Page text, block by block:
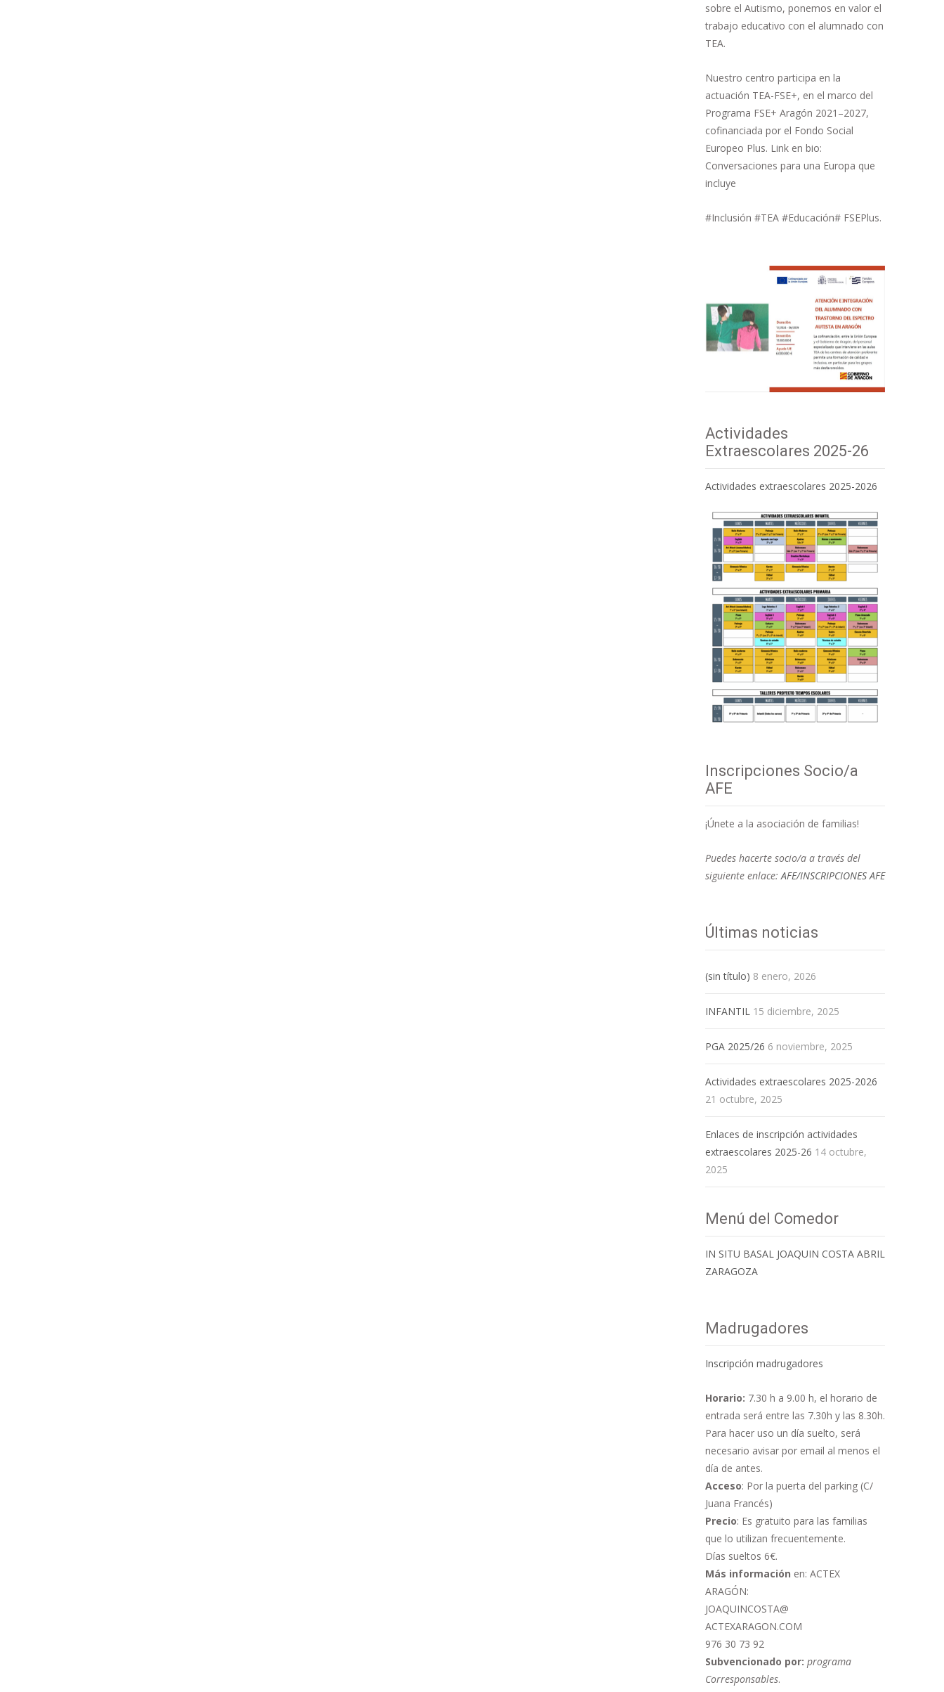
sobre el Autismo, ponemos en valor el
trabajo educativo con el alumnado con
TEA.
Nuestro centro participa en la
actuación TEA-FSE+, en el marco del
Programa FSE+ Aragón 2021–2027,
cofinanciada por el Fondo Social
Europeo Plus. Link en bio:
Conversaciones para una Europa que
incluye
#Inclusión #TEA #Educación# FSEPlus.
Actividades
Extraescolares 2025-26
Actividades extraescolares 2025-2026
Inscripciones Socio/a
AFE
¡Únete a la asociación de familias!
Puedes hacerte socio/a a través del
siguiente enlace:AFE/INSCRIPCIONES AFE
Últimas noticias
(sin título) 8 enero, 2026
INFANTIL 15 diciembre, 2025
PGA 2025/26 6 noviembre, 2025
Actividades extraescolares 2025-2026
21 octubre, 2025
Enlaces de inscripción actividades
extraescolares 2025-26 14 octubre,
2025
Menú del Comedor
IN SITU BASAL JOAQUIN COSTA ABRIL
ZARAGOZA
Madrugadores
Inscripción madrugadores
Horario: 7.30 h a 9.00 h, el horario de
entrada será entre las 7.30h y las 8.30h.
Para hacer uso un día suelto, será
necesario avisar por email al menos el
día de antes.
Acceso: Por la puerta del parking (C/
Juana Francés)
Precio: Es gratuito para las familias
que lo utilizan frecuentemente.
Días sueltos 6€.
Más información en: ACTEX
ARAGÓN:
JOAQUINCOSTA@
ACTEXARAGON.COM
976 30 73 92
Subvencionado por: programa
Corresponsables.